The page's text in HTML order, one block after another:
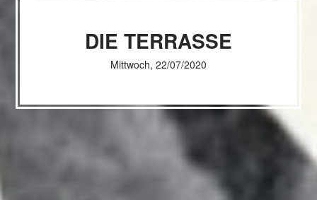
DIE TERRASSE
Mittwoch, 22/07/2020